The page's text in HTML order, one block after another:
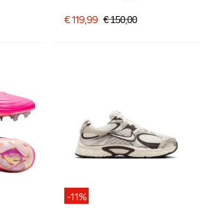
€ 119,99 € 150,00
-11%